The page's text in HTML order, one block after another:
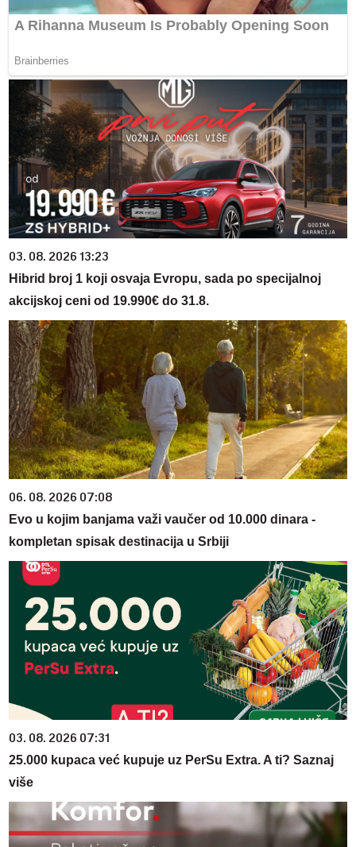
03. 08. 2026 13:23
Hibrid broj 1 koji osvaja Evropu, sada po specijalnoj
akcijskoj ceni od 19.990€ do 31.8.
06. 08. 2026 07:08
Evo u kojim banjama važi vaučer od 10.000 dinara -
kompletan spisak destinacija u Srbiji
03. 08. 2026 07:31
25.000 kupaca već kupuje uz PerSu Extra. A ti? Saznaj
više